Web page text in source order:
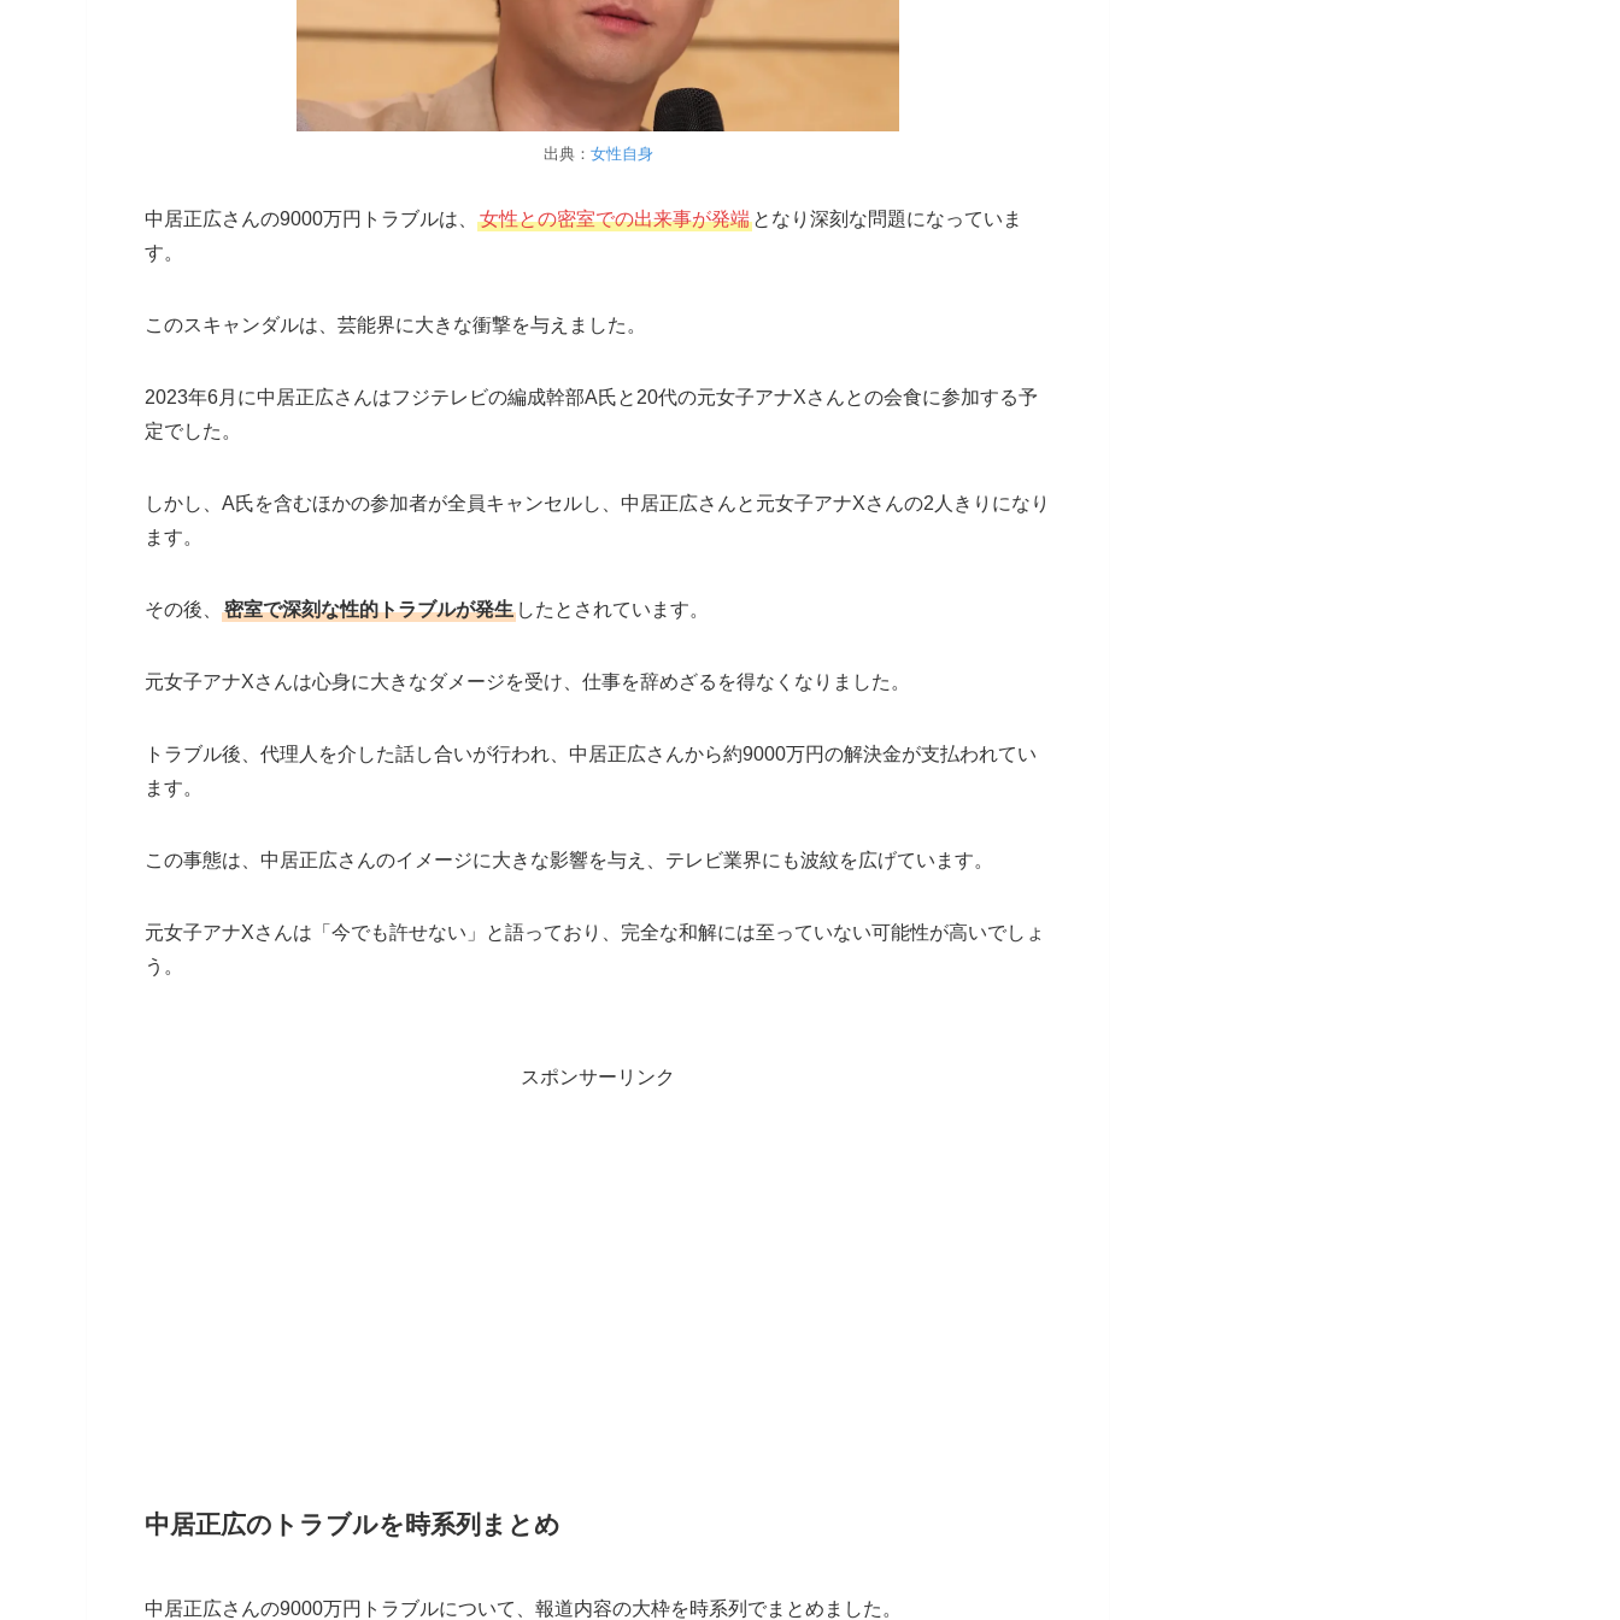
出典： 女性自身
中居正広さんの9000万円トラブルは、 女性との密室での出来事が発端 となり深刻な問題になっていま
す。
このスキャンダルは、芸能界に大きな衝撃を与えました。
2023年6月に中居正広さんはフジテレビの編成幹部A氏と20代の元女子アナXさんとの会食に参加する予
定でした。
しかし、A氏を含むほかの参加者が全員キャンセルし、中居正広さんと元女子アナXさんの2人きりになり
ます。
その後、 密室で深刻な性的トラブルが発生 したとされています。
元女子アナXさんは心身に大きなダメージを受け、仕事を辞めざるを得なくなりました。
トラブル後、代理人を介した話し合いが行われ、中居正広さんから約9000万円の解決金が支払われてい
ます。
この事態は、中居正広さんのイメージに大きな影響を与え、テレビ業界にも波紋を広げています。
元女子アナXさんは「今でも許せない」と語っており、完全な和解には至っていない可能性が高いでしょ
う。
スポンサーリンク
中居正広のトラブルを時系列まとめ
中居正広さんの9000万円トラブルについて、報道内容の大枠を時系列でまとめました。